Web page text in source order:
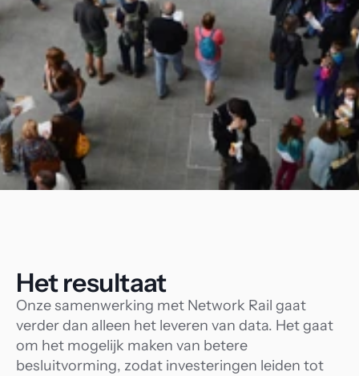
Het resultaat
Onze samenwerking met Network Rail gaat
verder dan alleen het leveren van data. Het gaat
om het mogelijk maken van betere
besluitvorming, zodat investeringen leiden tot